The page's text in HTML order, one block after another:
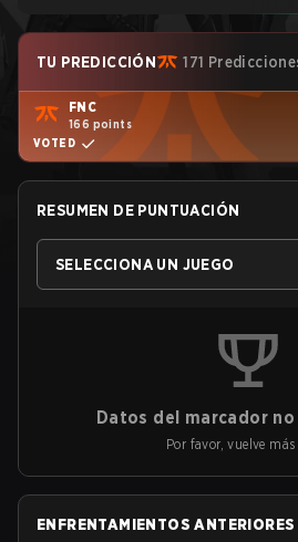
TU PREDICCIÓN 171
FNC
166 points
VOTED
RESUMEN DE PUNTUACIÓN
SELECCIONA UN JUEGO
Datos del marcador
Por favor, vuelve
ENFRENTAMIENTOS ANTERIORES